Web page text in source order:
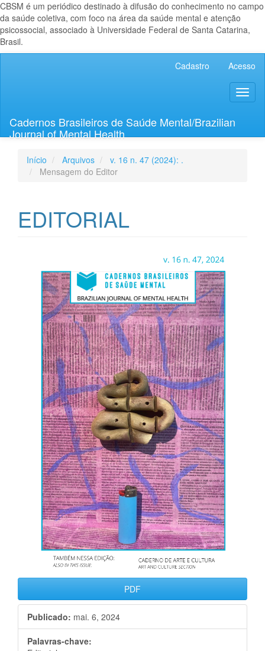
CBSM é um periódico destinado à difusão do conhecimento no campo
da saúde coletiva, com foco na área da saúde mental e atenção
psicossocial, associado à Universidade Federal de Santa Catarina,
Brasil.
Lateral
Cadastro Acesso
Cadernos Brasileiros de Saúde Mental/Brazilian
Journal of Mental Health
Início Arquivos
v. 16 n. 47 (2024): .
Mensagem do Editor
EDITORIAL
lateral
artigos
PDF
Publicado: mai. 6, 2024
Palavras-chave: